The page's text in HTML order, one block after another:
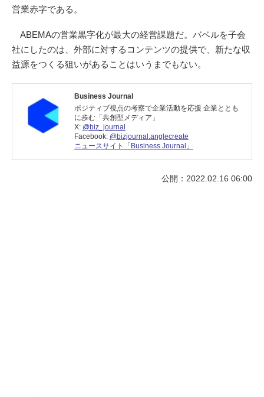
営業赤字である。
ABEMAの営業黒字化が最大の経営課題だ。バベルを子会
社にしたのは、外部に対するコンテンツの提供で、新たな収
益源をつくる狙いがあることはいうまでもない。
Business Journal
ポジティブ視点の考察で企業活動を応援 企業ととも
に歩む「共創型メディア」
X: @biz_journal
Facebook: @bizjournal.anglecreate
ニュースサイト「Business Journal」
公開：2022.02.16 06:00